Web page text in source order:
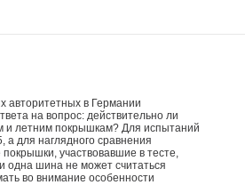
авторитетных в Германии
на вопрос: действительно ли
и летним покрышкам? Для испытаний
для наглядного сравнения
участвовавшие в тесте,
одна шина не может считаться
во внимание особенности